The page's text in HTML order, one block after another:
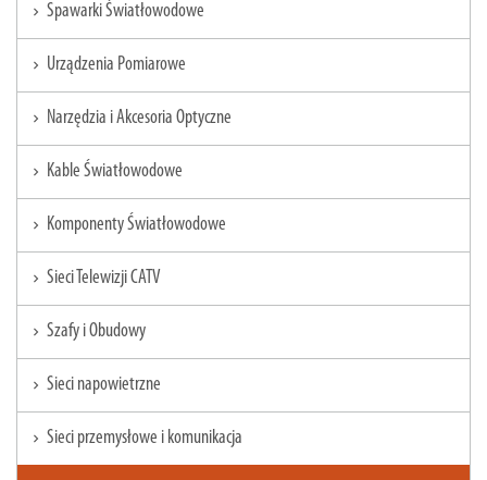
chevron_right Spawarki Światłowodowe
chevron_right Urządzenia Pomiarowe
chevron_right Narzędzia i Akcesoria Optyczne
chevron_right Kable Światłowodowe
chevron_right Komponenty Światłowodowe
chevron_right Sieci Telewizji CATV
chevron_right Szafy i Obudowy
chevron_right Sieci napowietrzne
chevron_right Sieci przemysłowe i komunikacja